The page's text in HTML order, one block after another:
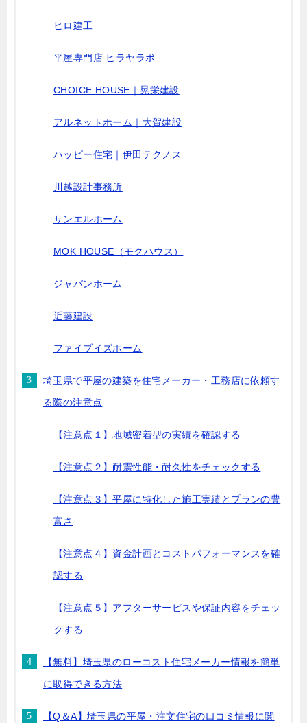
ヒロ建工
平屋専門店 ヒラヤラボ
CHOICE HOUSE｜晃栄建設
アルネットホーム｜大賀建設
ハッピー住宅｜伊田テクノス
川越設計事務所
サンエルホーム
MOK HOUSE（モクハウス）
ジャパンホーム
近藤建設
ファイブイズホーム
埼玉県で平屋の建築を住宅メーカー・工務店に依頼す
る際の注意点
【注意点１】地域密着型の実績を確認する
【注意点２】耐震性能・耐久性をチェックする
【注意点３】平屋に特化した施工実績とプランの豊
富さ
【注意点４】資金計画とコストパフォーマンスを確
認する
【注意点５】アフターサービスや保証内容をチェッ
クする
【無料】埼玉県のローコスト住宅メーカー情報を簡単
に取得できる方法
【Q＆A】埼玉県の平屋・注文住宅の口コミ情報に関